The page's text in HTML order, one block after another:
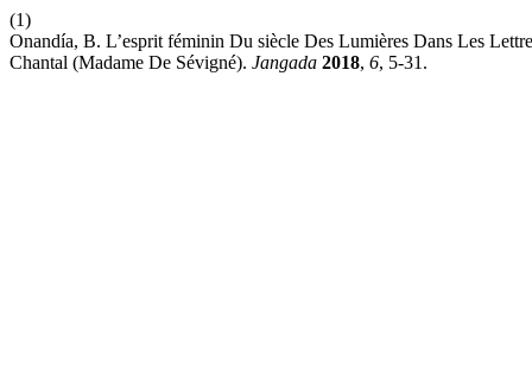
(1)
Onandía, B. L’esprit féminin Du siècle Des Lumières Dans Les
Chantal (Madame De Sévigné). Jangada 2018, 6, 5-31.